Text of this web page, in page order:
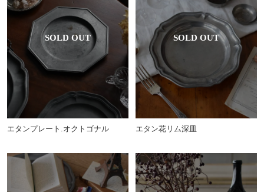
エタンプレート.オクトゴナル エタン花リム深皿